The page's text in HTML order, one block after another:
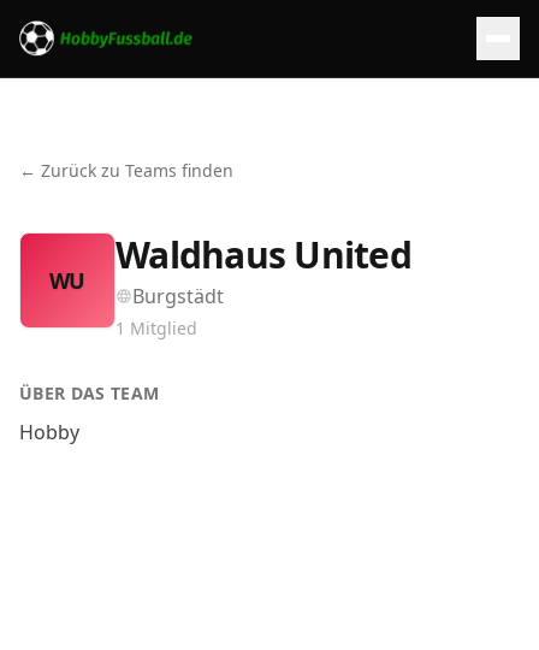
← Zurück zu Teams finden
WU
Waldhaus United
Burgstädt
1 Mitglied
ÜBER DAS TEAM
Hobby